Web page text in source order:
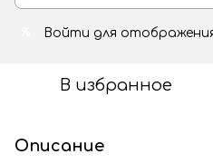
Войти для
В избранное
Описание